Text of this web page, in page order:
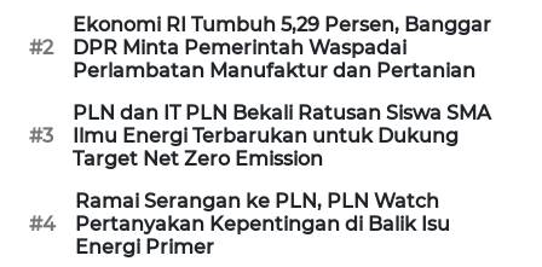
#2
Ekonomi RI Tumbuh 5,29 Persen, Banggar
DPR Minta Pemerintah Waspadai
Perlambatan Manufaktur dan Pertanian
#3
PLN dan IT PLN Bekali Ratusan Siswa SMA
Ilmu Energi Terbarukan untuk Dukung
Target Net Zero Emission
#4
Ramai Serangan ke PLN, PLN Watch
Pertanyakan Kepentingan di Balik Isu
Energi Primer
NEWS
GARONGGANG
NEWS
FISUELRI
ID
ENERGI